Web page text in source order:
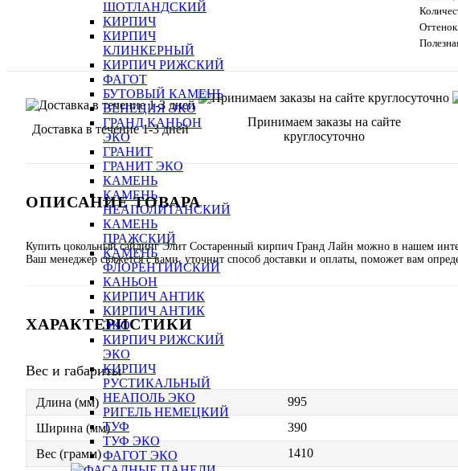
ШОТЛАНДСКИЙ
КИРПИЧ
КИРПИЧ
КЛИНКЕРНЫЙ
КИРПИЧ РИЖСКИЙ
ФАГОТ
БУТОВЫЙ КАМЕНЬ
ВЕНЕЦИЯ ЭКО
ГРАНД КАНЬОН
ЭКО
ГРАНИТ
ГРАНИТ ЭКО
КАМЕНЬ
КАМЕНЬ
НЕАПОЛИТАНСКИЙ
КАМЕНЬ
ПРАЖСКИЙ
КАМЕНЬ
ФЛОРЕНТИЙСКИЙ
КАНЬОН
КИРПИЧ АНТИК
КИРПИЧ АНТИК
ЭКО
КИРПИЧ РИЖСКИЙ
ЭКО
КИРПИЧ
РУСТИКАЛЬНЫЙ
НЕАПОЛЬ ЭКО
РИГЕЛЬ НЕМЕЦКИЙ
ТУФ
ТУФ ЭКО
ФАГОТ ЭКО
Оттенок
Доставка в течение 1-3 дней
Принимаем заказы на сайте
круглосуточно
ОПИСАНИЕ ТОВАРА
Купить цокольный сайдинг Элит Состаренный кирпич Гранд Лайн можно в нашем
Ваш менеджер свяжется с вами, уточнит способ доставки и оплаты, поможет вам
ХАРАКТЕРИСТИКИ
Вес и габариты
Длина (мм)
995
Ширина (мм)
390
Вес (грамм)
1410